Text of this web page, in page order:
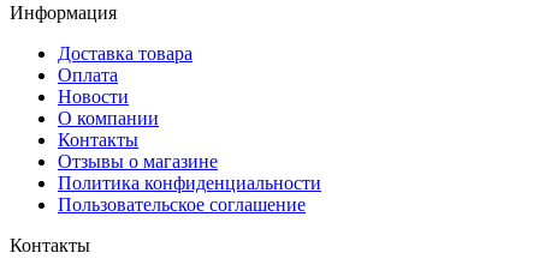
Информация
Доставка товара
Оплата
Новости
О компании
Контакты
Отзывы о магазине
Политика конфиденциальности
Пользовательское соглашение
Контакты